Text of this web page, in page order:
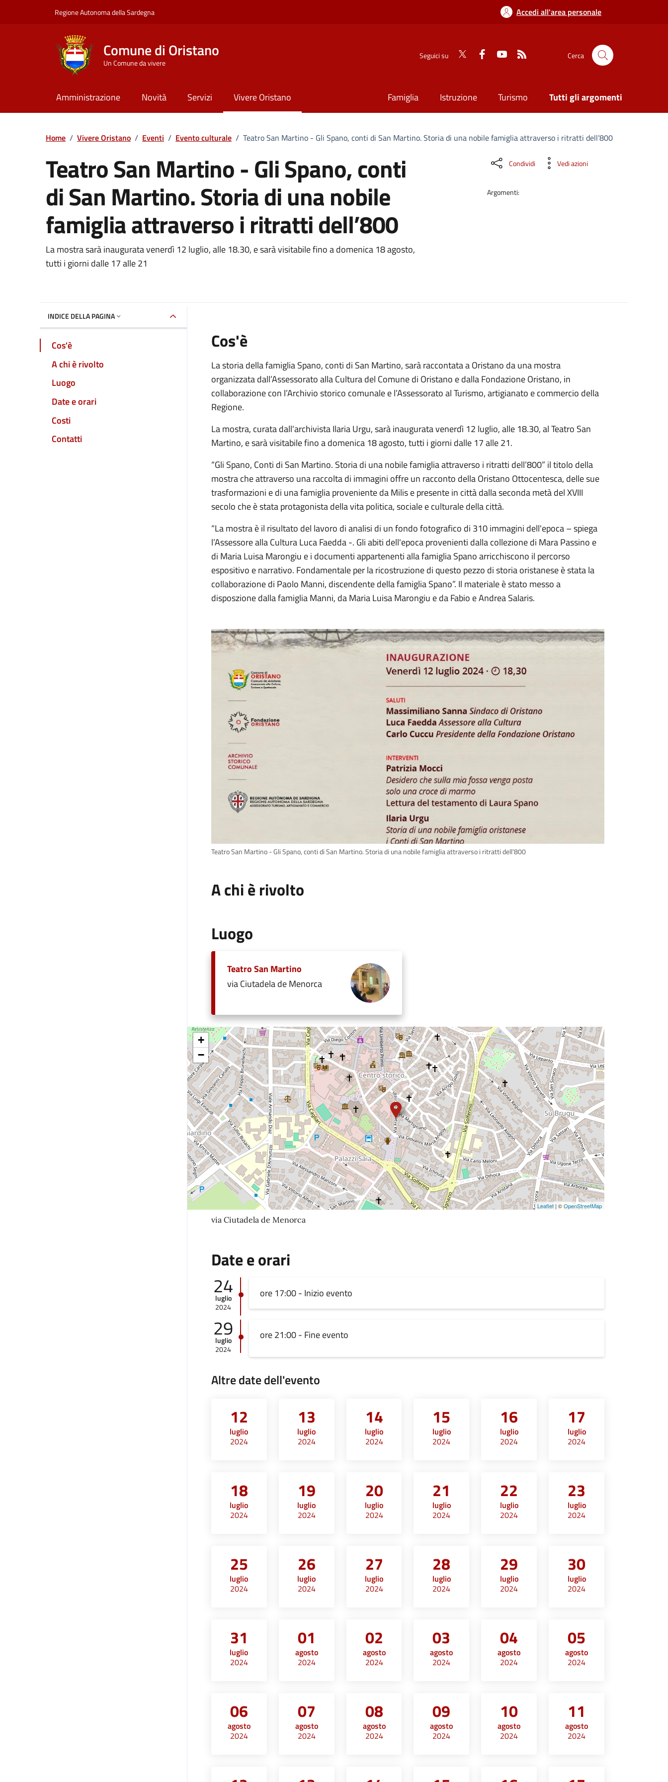
Regione Autonoma della Sardegna Accedi all'area personale
Comune di Oristano
Un Comune da vivere
Seguici su Cerca
Amministrazione Novità Servizi Vivere Oristano Famiglia Istruzione Turismo Tutti gli argomenti
Home / Vivere Oristano / Eventi / Evento culturale / Teatro San Martino - Gli Spano, conti di San Martino. Storia di una nobile famiglia attraverso i ritratti dell’800
Teatro San Martino - Gli Spano, conti
di San Martino. Storia di una nobile
famiglia attraverso i ritratti dell’800
Dettaglio dell'evento
La mostra sarà inaugurata venerdì 12 luglio, alle 18.30, e sarà visitabile fino a domenica 18 agosto,
tutti i giorni dalle 17 alle 21
Condividi Vedi azioni
Argomenti:
INDICE DELLA PAGINA
Cos'è
A chi è rivolto
Luogo
Date e orari
Costi
Contatti
Cos'è
La storia della famiglia Spano, conti di San Martino, sarà raccontata a Oristano da una mostra
organizzata dall’Assessorato alla Cultura del Comune di Oristano e dalla Fondazione Oristano, in
collaborazione con l’Archivio storico comunale e l’Assessorato al Turismo, artigianato e commercio della
Regione.
La mostra, curata dall'archivista Ilaria Urgu, sarà inaugurata venerdì 12 luglio, alle 18.30, al Teatro San
Martino, e sarà visitabile fino a domenica 18 agosto, tutti i giorni dalle 17 alle 21.
“Gli Spano, Conti di San Martino. Storia di una nobile famiglia attraverso i ritratti dell’800” il titolo della
mostra che attraverso una raccolta di immagini offre un racconto della Oristano Ottocentesca, delle sue
trasformazioni e di una famiglia proveniente da Milis e presente in città dalla seconda metà del XVIII
secolo che è stata protagonista della vita politica, sociale e culturale della città.
“La mostra è il risultato del lavoro di analisi di un fondo fotografico di 310 immagini dell'epoca – spiega
l’Assessore alla Cultura Luca Faedda -. Gli abiti dell'epoca provenienti dalla collezione di Mara Passino e
di Maria Luisa Marongiu e i documenti appartenenti alla famiglia Spano arricchiscono il percorso
espositivo e narrativo. Fondamentale per la ricostruzione di questo pezzo di storia oristanese è stata la
collaborazione di Paolo Manni, discendente della famiglia Spano”. Il materiale è stato messo a
disposzione dalla famiglia Manni, da Maria Luisa Marongiu e da Fabio e Andrea Salaris.
Teatro San Martino - Gli Spano, conti di San Martino. Storia di una nobile famiglia attraverso i ritratti dell’800
A chi è rivolto
Luogo
Teatro San Martino
via Ciutadela de Menorca
+
−
Leaflet | ©OpenStreetMap
via Ciutadela de Menorca
Date e orari
24
luglio
2024
ore 17:00 - Inizio evento
29
luglio
2024
ore 21:00 - Fine evento
Altre date dell'evento
12
luglio
2024
13
luglio
2024
14
luglio
2024
15
luglio
2024
16
luglio
2024
17
luglio
2024
18
luglio
2024
19
luglio
2024
20
luglio
2024
21
luglio
2024
22
luglio
2024
23
luglio
2024
25
luglio
2024
26
luglio
2024
27
luglio
2024
28
luglio
2024
29
luglio
2024
30
luglio
2024
31
luglio
2024
01
agosto
2024
02
agosto
2024
03
agosto
2024
04
agosto
2024
05
agosto
2024
06
agosto
2024
07
agosto
2024
08
agosto
2024
09
agosto
2024
10
agosto
2024
11
agosto
2024